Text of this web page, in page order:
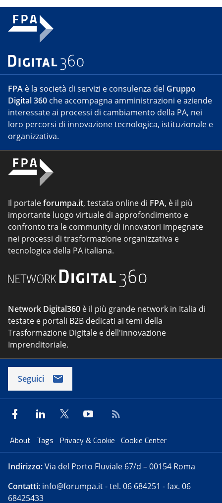
FPA è la società di servizi e consulenza del Gruppo
Digital 360 che accompagna amministrazioni e aziende
interessate ai processi di cambiamento della PA, nei
loro percorsi di innovazione tecnologica, istituzionale e
organizzativa.
Il portaleforumpa.it, testata online di FPA, è il più
importante luogo virtuale di approfondimento e
confronto tra le community di innovatori impegnate
nei processi di trasformazione organizzativa e
tecnologica della PA italiana.
Network Digital360 è il più grande network in Italia di
testate e portali B2B dedicati ai temi della
Trasformazione Digitale e dell'innovazione
Imprenditoriale.
Seguici
About Tags Privacy & Cookie Cookie Center
Indirizzo:Via del Porto Fluviale 67/d – 00154 Roma
Contatti: info@forumpa.it- tel. 06 684251 - fax. 06
68425433